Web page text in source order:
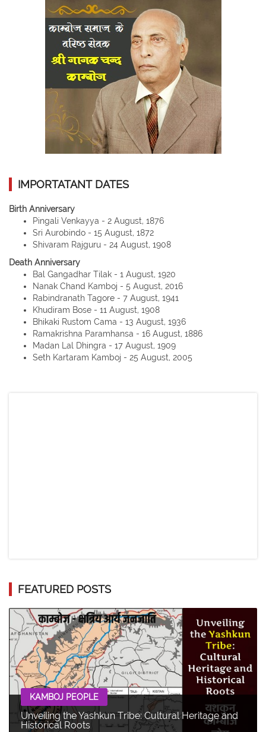
IMPORTATANT DATES
Birth Anniversary
Pingali Venkayya - 2 August, 1876
Sri Aurobindo - 15 August, 1872
Shivaram Rajguru - 24 August, 1908
Death Anniversary
Bal Gangadhar Tilak - 1 August, 1920
Nanak Chand Kamboj - 5 August, 2016
Rabindranath Tagore - 7 August, 1941
Khudiram Bose - 11 August, 1908
Bhikaki Rustom Cama - 13 August, 1936
Ramakrishna Paramhansa - 16 August, 1886
Madan Lal Dhingra - 17 August, 1909
Seth Kartaram Kamboj - 25 August, 2005
FEATURED POSTS
KAMBOJ PEOPLE
Unveiling the Yashkun Tribe: Cultural Heritage and
Historical Roots